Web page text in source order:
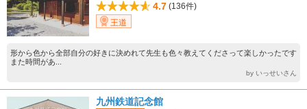
4.7 (136件)
王道
形から色から全部自分の好きに決めれて先生も色々教えてくださって楽しかったです
また時間があ...
by いっせいさん
九州鉄道記念館